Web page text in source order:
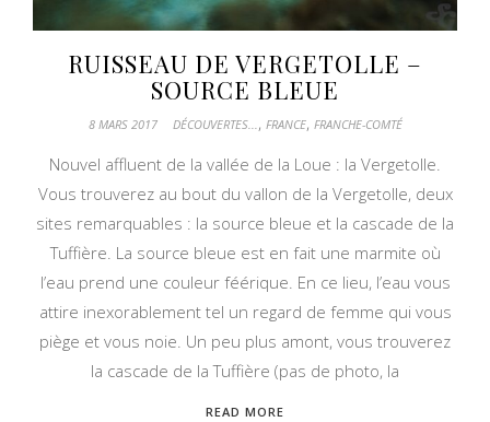
RUISSEAU DE VERGETOLLE –
SOURCE BLEUE
8 MARS 2017 DÉCOUVERTES..., FRANCE, FRANCHE-COMTÉ
Nouvel affluent de la vallée de la Loue : la Vergetolle.
Vous trouverez au bout du vallon de la Vergetolle, deux
sites remarquables : la source bleue et la cascade de la
Tuffière. La source bleue est en fait une marmite où
l’eau prend une couleur féérique. En ce lieu, l’eau vous
attire inexorablement tel un regard de femme qui vous
piège et vous noie. Un peu plus amont, vous trouverez
la cascade de la Tuffière (pas de photo, la
READ MORE